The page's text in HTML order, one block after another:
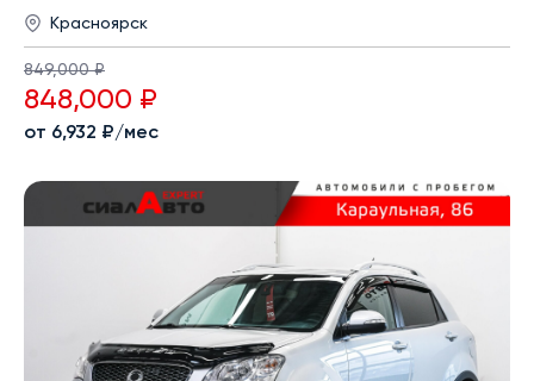
Красноярск
849,000 ₽
848,000 ₽
от 6,932 ₽/мес